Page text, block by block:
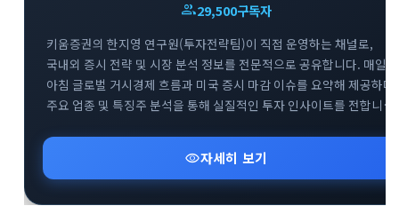
group29,500구독자
키움증권의 한지영 연구원(투자전략팀)이 직접 운영하는 채널로,
국내외 증시 전략 및 시장 분석 정보를 전문적으로 공유합니다. 매일
아침 글로벌 거시경제 흐름과 미국 증시 마감 이슈를 요약해 제공하며,
주요 업종 및 특징주 분석을 통해 실질적인 투자 인사이트를 전합니다.
신속한 분석을 만나볼 수 있는 경제·금융 브리핑 채널입니다.
visibility자세히 보기